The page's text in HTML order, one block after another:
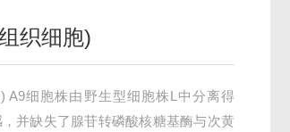
织细胞)
A9细胞株由野生型细胞株L中分离得
并缺失了腺苷转磷酸核糖基酶与次黄